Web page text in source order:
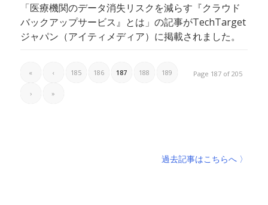
「医療機関のデータ消失リスクを減らす『クラウド
バックアップサービス』とは」の記事がTechTarget
ジャパン（アイティメディア）に掲載されました。
Page 187 of 205
« ‹ 185 186 187 188 189
› »
過去記事はこちらへ 〉